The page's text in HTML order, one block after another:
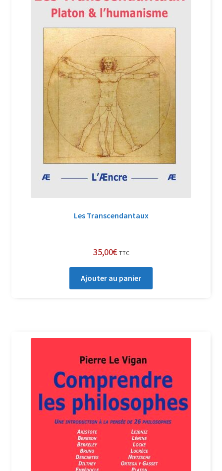
Login Customizer
Newsletter
Nous Contacter
Politique de confidentialité et cookies
Qui sommes-nous ?
Soutien à Philippe Randa
Suivi de la Commande
Les Transcendantaux
35,00€ TTC
Ajouter au panier